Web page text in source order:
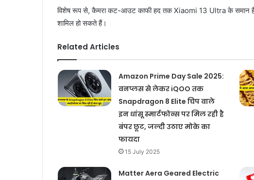
विशेष रूप से, कैमरा कट-आउट काफी हद तक Xiaomi 13 Ultra के समान
शामिल हो सकते हैं।
Related Articles
Amazon Prime Day Sale 2025:
वनप्लस से लेकर iQOO तक
Snapdragon 8 Elite चिप वाले
इन धांसू स्मार्टफोन्स पर मिल रही है
बंपर छूट, जल्दी उठाए मोके का
फायदा
15 July 2025
Matter Aera Geared Electric